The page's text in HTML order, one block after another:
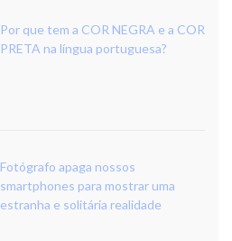
Por que tem a COR NEGRA e a COR
PRETA na língua portuguesa?
Fotógrafo apaga nossos
smartphones para mostrar uma
estranha e solitária realidade